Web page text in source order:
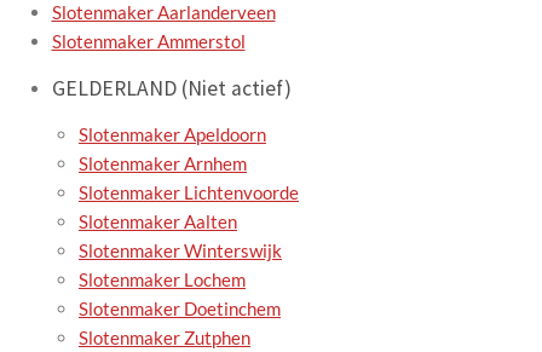
Slotenmaker Aarlanderveen
Slotenmaker Ammerstol
GELDERLAND (Niet actief)
Slotenmaker Apeldoorn
Slotenmaker Arnhem
Slotenmaker Lichtenvoorde
Slotenmaker Aalten
Slotenmaker Winterswijk
Slotenmaker Lochem
Slotenmaker Doetinchem
Slotenmaker Zutphen